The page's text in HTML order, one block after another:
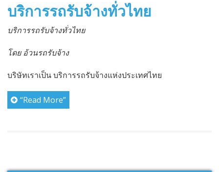
บริการรถรับจ้างทั่วไทย
บริการรถรับจ้างทั่วไทย
โดย อ้วนรถรับจ้าง
บริษัทเราเป็น บริการรถรับจ้างแห่งประเทศไทย
“Read More”